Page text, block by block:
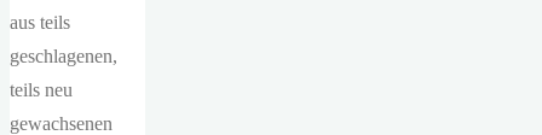
aus teils
geschlagenen,
teils neu
gewachsenen